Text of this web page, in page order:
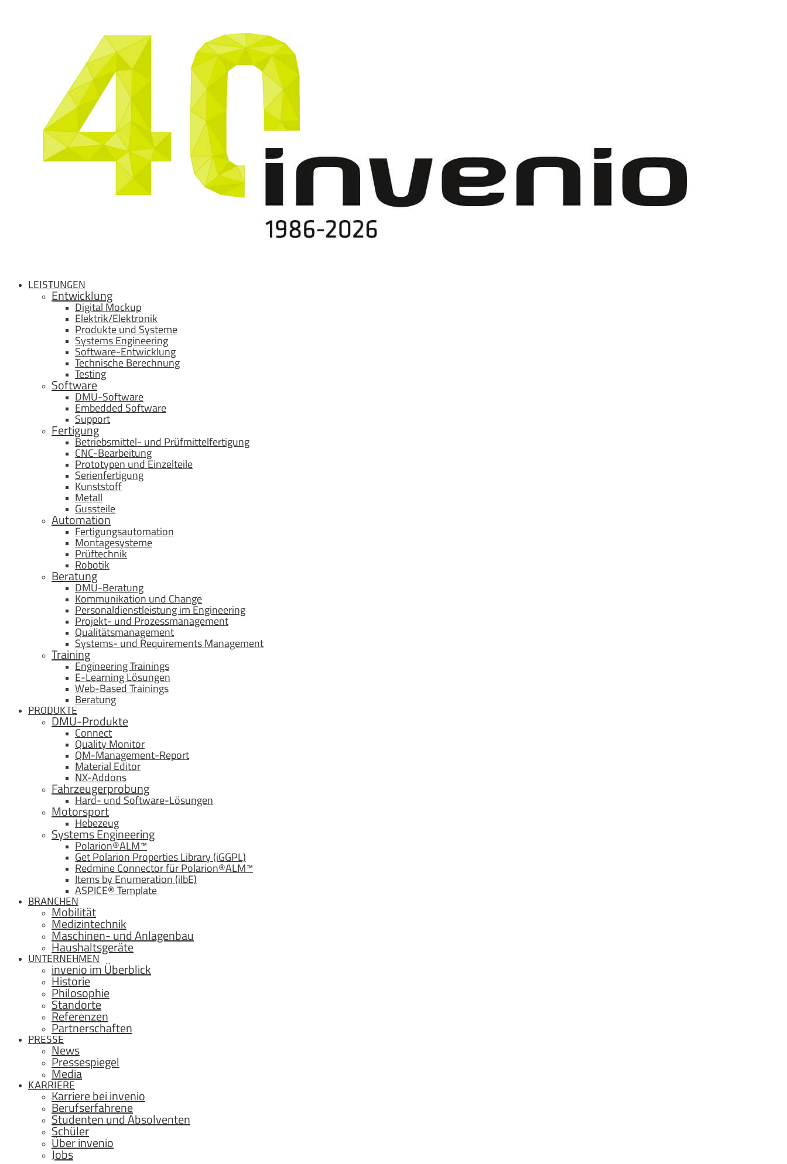
LEISTUNGEN
Entwicklung
Digital Mockup
Elektrik/Elektronik
Produkte und Systeme
Systems Engineering
Software-Entwicklung
Technische Berechnung
Testing
Software
DMU-Software
Embedded Software
Support
Fertigung
Betriebsmittel- und Prüfmittelfertigung
CNC-Bearbeitung
Prototypen und Einzelteile
Serienfertigung
Kunststoff
Metall
Gussteile
Automation
Fertigungsautomation
Montagesysteme
Prüftechnik
Robotik
Beratung
DMU-Beratung
Kommunikation und Change
Personaldienstleistung im Engineering
Projekt- und Prozessmanagement
Qualitätsmanagement
Systems- und Requirements Management
Training
Engineering Trainings
E-Learning Lösungen
Web-Based Trainings
Beratung
PRODUKTE
DMU-Produkte
Connect
Quality Monitor
QM-Management-Report
Material Editor
NX-Addons
Fahrzeugerprobung
Hard- und Software-Lösungen
Motorsport
Hebezeug
Systems Engineering
Polarion®ALM™
Get Polarion Properties Library (iGGPL)
Redmine Connector für Polarion®ALM™
Items by Enumeration (iIbE)
ASPICE® Template
BRANCHEN
Mobilität
Medizintechnik
Maschinen- und Anlagenbau
Haushaltsgeräte
UNTERNEHMEN
invenio im Überblick
Historie
Philosophie
Standorte
Referenzen
Partnerschaften
PRESSE
News
Pressespiegel
Media
KARRIERE
Karriere bei invenio
Berufserfahrene
Studenten und Absolventen
Schüler
Über invenio
Jobs